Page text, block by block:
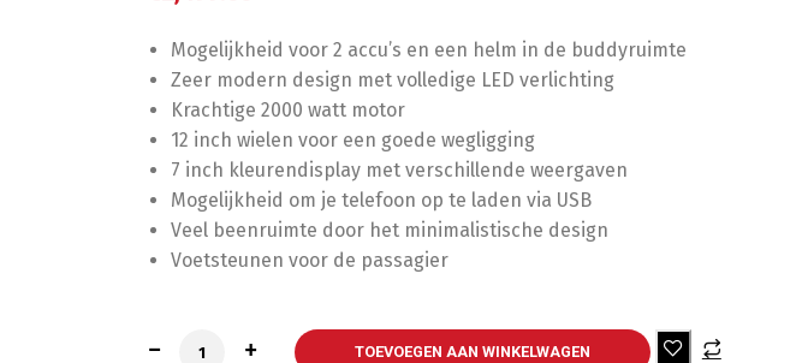
Mogelijkheid voor 2 accu’s en een helm in de buddyruimte
Zeer modern design met volledige LED verlichting
Krachtige 2000 watt motor
12 inch wielen voor een goede wegligging
7 inch kleurendisplay met verschillende weergaven
Mogelijkheid om je telefoon op te laden via USB
Veel beenruimte door het minimalistische design
Voetsteunen voor de passagier
TOEVOEGEN AAN WINKELWAGEN